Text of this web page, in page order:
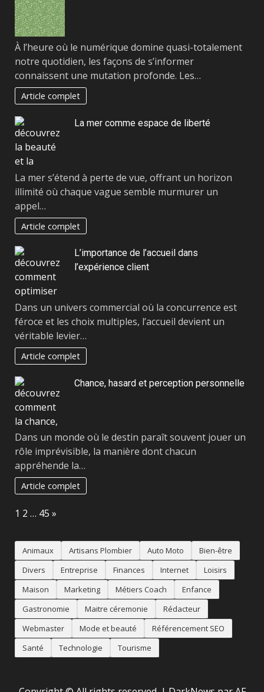
À l’heure où le numérique domine quasi-totalement
notre quotidien, les façons de s’informer
connaissent une mutation profonde. Les…
Article complet
La mer comme espace de liberté
La mer s’étend à perte de vue, offrant un horizon
illimité où chaque vague semble murmurer un
appel…
Article complet
L’importance de l’accueil dans
l’expérience client
Dans un univers commercial où la concurrence est
féroce et les choix multiples, l’accueil devient un
véritable levier…
Article complet
Chance, hasard et perception personnelle
Dans un monde où le destin paraît souvent jouer un
rôle imprévisible, la manière dont chacun
appréhende la…
Article complet
Page:
1 2 … 45 Next
»
Animaux Artisans Plombier Auto Moto
Bien-être
Divers
Entreprise Finances Internet
Loisirs
Maison
Marketing Métiers Coach
Enfance
Gastronomie
Maitre céremonie
Rédacteur
Webmaster
Mode et beauté
Référencement SEO
Santé
Technologie Tourisme